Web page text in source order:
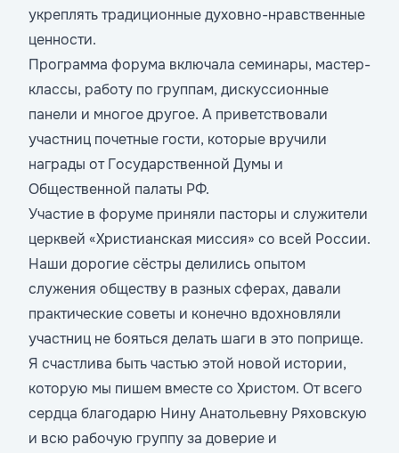
укреплять традиционные духовно-нравственные
ценности.
Программа форума включала семинары, мастер-
классы, работу по группам, дискуссионные
панели и многое другое. А приветствовали
участниц почетные гости, которые вручили
награды от Государственной Думы и
Общественной палаты РФ.
Участие в форуме приняли пасторы и служители
церквей «Христианская миссия» со всей России.
Наши дорогие сёстры делились опытом
служения обществу в разных сферах, давали
практические советы и конечно вдохновляли
участниц не бояться делать шаги в это поприще.
Я счастлива быть частью этой новой истории,
которую мы пишем вместе со Христом. От всего
сердца благодарю Нину Анатольевну Ряховскую
и всю рабочую группу за доверие и